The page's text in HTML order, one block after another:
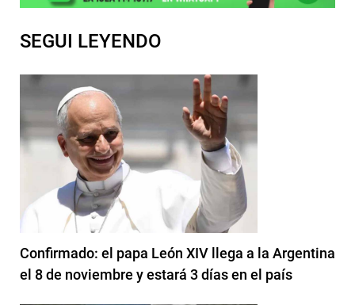
SEGUI LEYENDO
Confirmado: el papa León XIV llega a la Argentina
el 8 de noviembre y estará 3 días en el país